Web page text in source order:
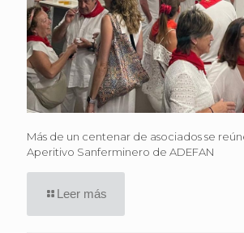
Más de un centenar de asociados se
Aperitivo Sanferminero de ADEFAN
Leer más